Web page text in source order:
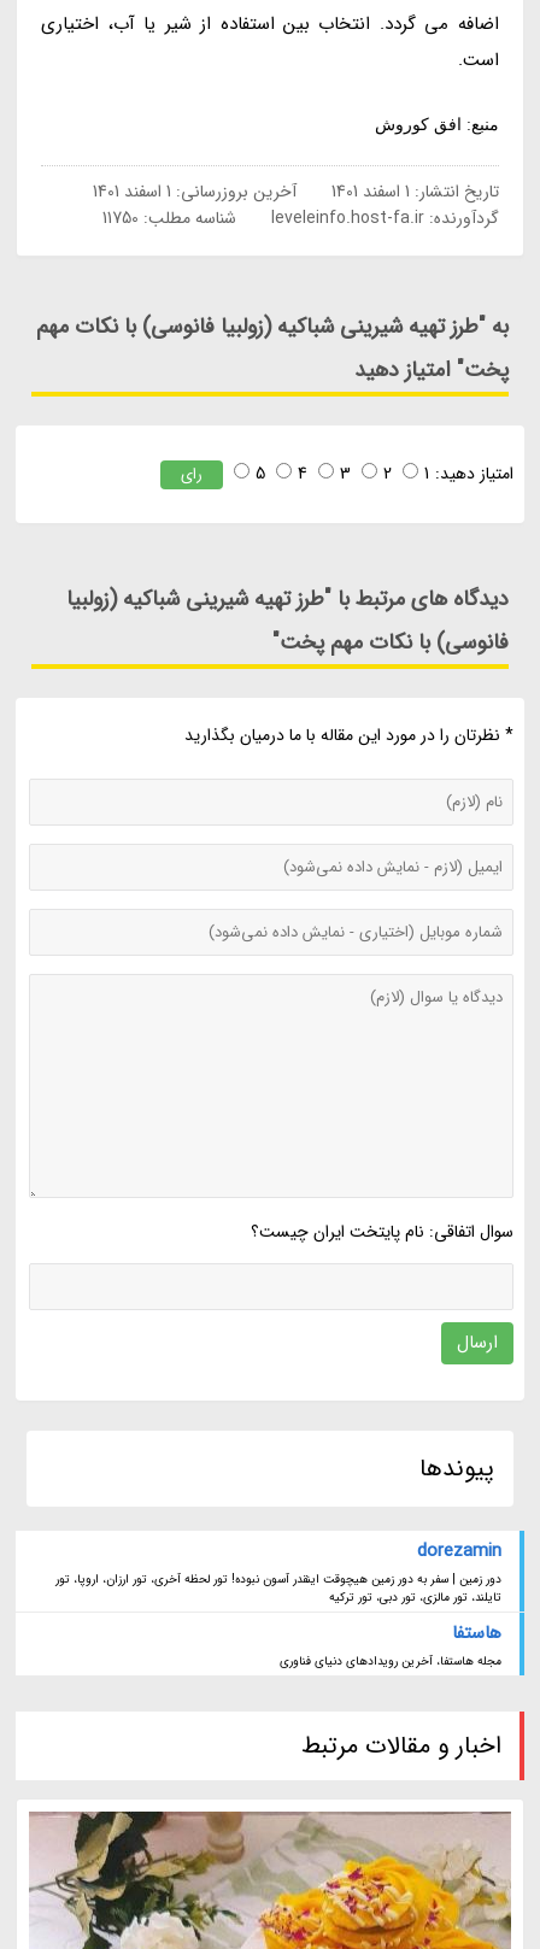
اضافه می گردد. انتخاب بین استفاده از شیر یا آب، اختیاری
است.
منبع: افق کوروش
تاریخ انتشار: 1 اسفند 1401 آخرین بروزرسانی: 1 اسفند 1401
گردآورنده:leveleinfo.host-fa.ir شناسه مطلب: 11750
به "طرز تهیه شیرینی شباکیه (زولبیا فانوسی) با نکات مهم
پخت" امتیاز دهید
امتیاز دهید: 1
2
3
4
5 رای
دیدگاه های مرتبط با "طرز تهیه شیرینی شباکیه (زولبیا
فانوسی) با نکات مهم پخت"
* نظرتان را در مورد این مقاله با ما درمیان بگذارید
سوال اتفاقی: نام پایتخت ایران چیست؟
ارسال
پیوندها
dorezamin
دور زمین | سفر به دور زمین هیچوقت اینقدر آسون نبوده! تور لحظه آخری، تور ارزان، اروپا، تور
تایلند، تور مالزی، تور دبی، تور ترکیه
هاستفا
مجله هاستفا، آخرین رویدادهای دنیای فناوری
اخبار و مقالات مرتبط